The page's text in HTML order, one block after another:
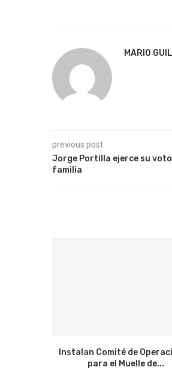
MARIO
previous post
Jorge Portilla ejerce su
familia
Instalan Comité de
para el Muelle de...